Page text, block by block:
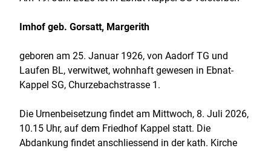
Imhof geb. Gorsatt, Margerith
geboren am 25. Januar 1926, von Aadorf TG und
Laufen BL, verwitwet, wohnhaft gewesen in Ebnat-
Kappel SG, Churzebachstrasse 1.
Die Urnenbeisetzung findet am Mittwoch, 8. Juli 2026,
10.15 Uhr, auf dem Friedhof Kappel statt. Die
Abdankung findet anschliessend in der kath. Kirche